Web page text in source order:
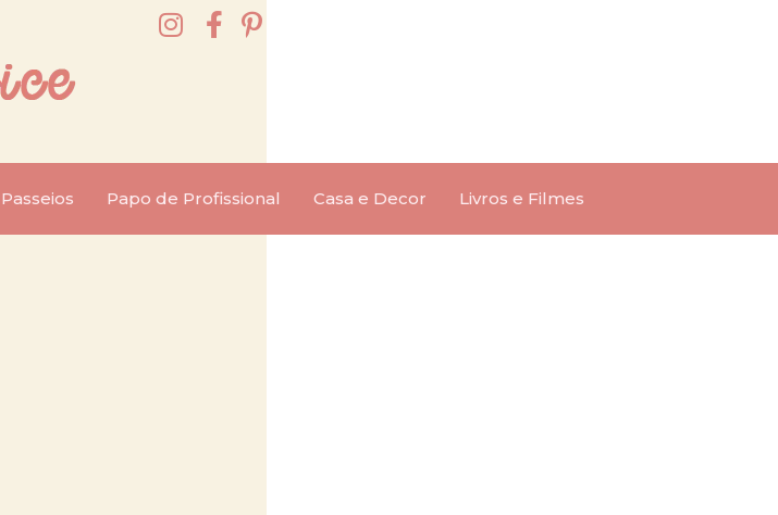
Passeios Papo de Profissional Casa e Decor Livros e Filmes